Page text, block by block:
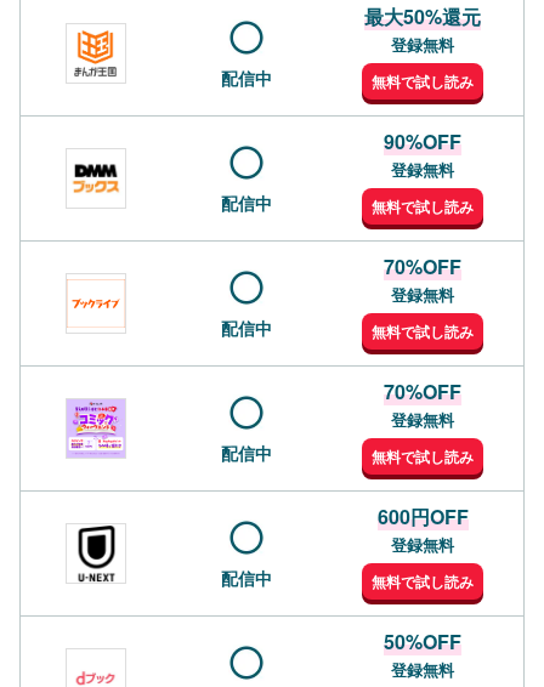
配信中
最大50%還元
登録無料
無料で試し読み
配信中
90%OFF
登録無料
無料で試し読み
配信中
70%OFF
登録無料
無料で試し読み
配信中
70%OFF
登録無料
無料で試し読み
配信中
600円OFF
登録無料
無料で試し読み
50%OFF
登録無料